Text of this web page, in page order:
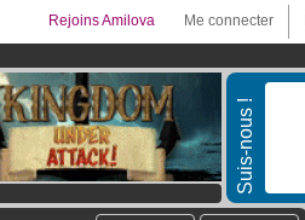
Me connecter
Rejoins Amilova
Suis-nous !